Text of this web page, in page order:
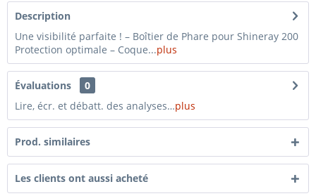
Description
Une visibilité parfaite ! – Boîtier de Phare pour Shineray 200
Protection optimale – Coque...plus
Évaluations
0
Lire, écr. et débatt. des analyses…plus
Prod. similaires
Les clients ont aussi acheté